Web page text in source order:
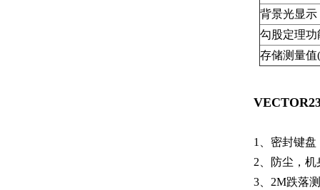
背景光显示
勾股定理
存储测量值
1、密封键
2、防尘，
3、2M跌落